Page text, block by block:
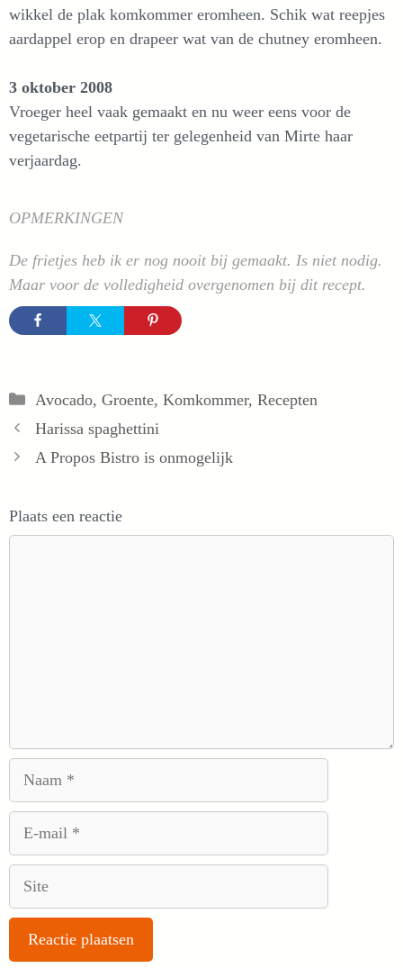
wikkel de plak komkommer eromheen. Schik wat reepjes
aardappel erop en drapeer wat van de chutney eromheen.
3 oktober 2008
Vroeger heel vaak gemaakt en nu weer eens voor de
vegetarische eetpartij ter gelegenheid van Mirte haar
verjaardag.
OPMERKINGEN
De frietjes heb ik er nog nooit bij gemaakt. Is niet nodig.
Maar voor de volledigheid overgenomen bij dit recept.
Categorieën
Avocado, Groente, Komkommer, Recepten
Harissa spaghettini
A Propos Bistro is onmogelijk
Plaats een reactie